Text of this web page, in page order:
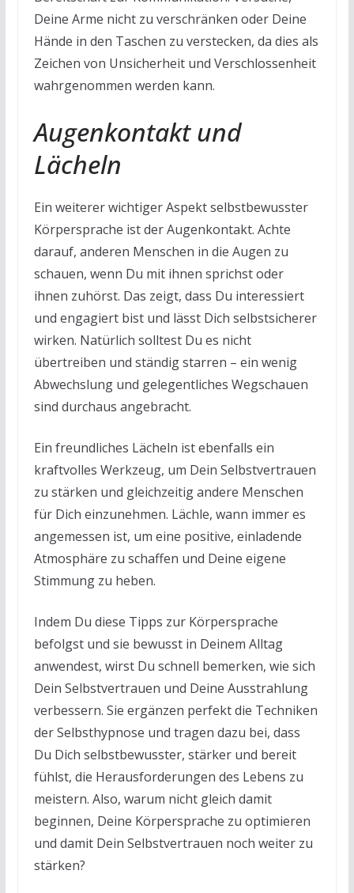
Deine Arme nicht zu verschränken oder Deine
Hände in den Taschen zu verstecken, da dies als
Zeichen von Unsicherheit und Verschlossenheit
wahrgenommen werden kann.
Augenkontakt und
Lächeln
Ein weiterer wichtiger Aspekt selbstbewusster
Körpersprache ist der Augenkontakt. Achte
darauf, anderen Menschen in die Augen zu
schauen, wenn Du mit ihnen sprichst oder
ihnen zuhörst. Das zeigt, dass Du interessiert
und engagiert bist und lässt Dich selbstsicherer
wirken. Natürlich solltest Du es nicht
übertreiben und ständig starren – ein wenig
Abwechslung und gelegentliches Wegschauen
sind durchaus angebracht.
Ein freundliches Lächeln ist ebenfalls ein
kraftvolles Werkzeug, um Dein Selbstvertrauen
zu stärken und gleichzeitig andere Menschen
für Dich einzunehmen. Lächle, wann immer es
angemessen ist, um eine positive, einladende
Atmosphäre zu schaffen und Deine eigene
Stimmung zu heben.
Indem Du diese Tipps zur Körpersprache
befolgst und sie bewusst in Deinem Alltag
anwendest, wirst Du schnell bemerken, wie sich
Dein Selbstvertrauen und Deine Ausstrahlung
verbessern. Sie ergänzen perfekt die Techniken
der Selbsthypnose und tragen dazu bei, dass
Du Dich selbstbewusster, stärker und bereit
fühlst, die Herausforderungen des Lebens zu
meistern. Also, warum nicht gleich damit
beginnen, Deine Körpersprache zu optimieren
und damit Dein Selbstvertrauen noch weiter zu
stärken?